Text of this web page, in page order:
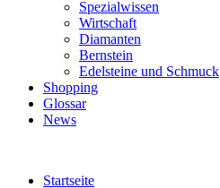
Spezialwissen
Wirtschaft
Diamanten
Bernstein
Edelsteine und Schmuck
Shopping
Glossar
News
Startseite